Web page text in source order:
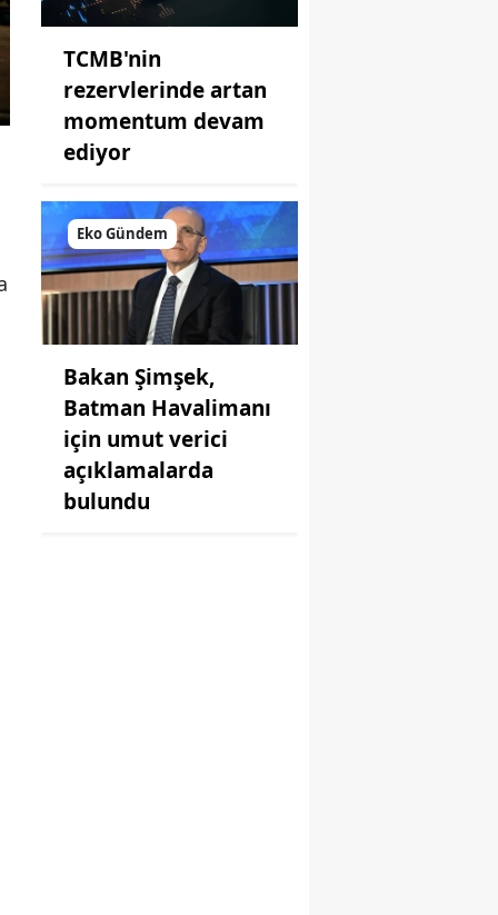
TCMB'nin
rezervlerinde artan
momentum devam
ediyor
Eko Gündem
Bakan Şimşek,
Batman Havalimanı
için umut verici
açıklamalarda
bulundu